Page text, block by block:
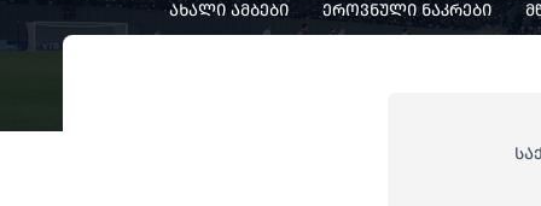
ᲐᲮᲐᲚᲘ ᲐᲛᲑᲔᲑᲘ ᲔᲠᲝᲕᲜᲣᲚᲘ ᲜᲐᲙᲠᲔᲑᲘ